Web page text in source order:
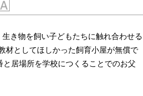
き物を飼い子どもたちに触れ合わせる
材としてほしかった飼育小屋が無償で
居場所を学校につくることでのお父